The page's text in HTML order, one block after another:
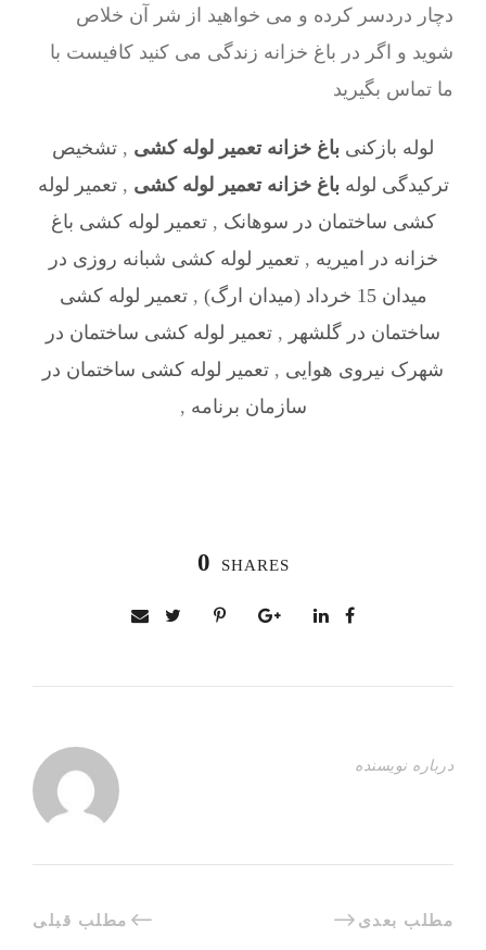
دچار دردسر کرده و می خواهید از شر آن خلاص
شوید و اگر در باغ خزانه زندگی می کنید کافیست با
ما تماس بگیرید
لوله بازکنی باغ خزانه تعمیر لوله کشی , تشخیص
ترکیدگی لولهباغ خزانه تعمیر لوله کشی ,تعمیر لوله
کشی ساختمان در سوهانک ,تعمیر لوله کشی باغ
خزانه در امیریه ,تعمیر لوله کشی شبانه روزی در
میدان 15 خرداد (میدان ارگ)
,تعمیر لوله کشی
ساختمان در گلشهر , تعمیر لوله کشی ساختمان در
شهرک نیروی هوایی , تعمیر لوله کشی ساختمان در
سازمان برنامه ,
0 SHARES
درباره نویسنده
مطلب قبلی مطلب بعدی